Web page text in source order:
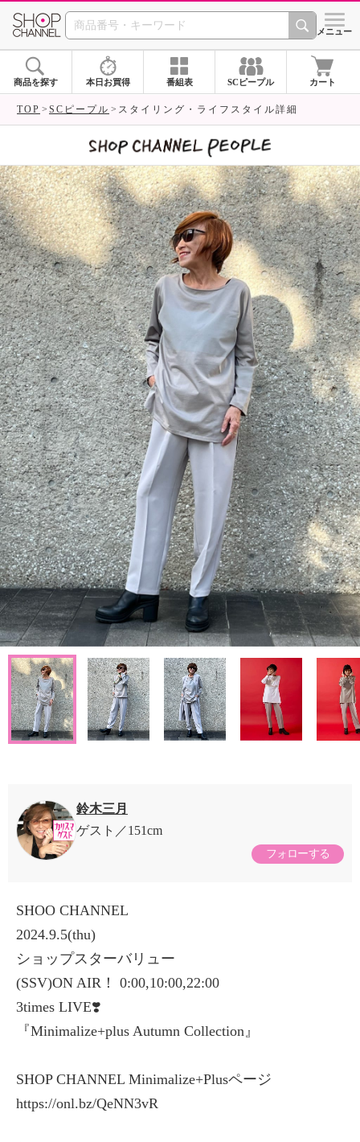
SHOP CHANNEL シメニュー
商品を探す 本日お買得 番組表 SCピープル カート
TOP SCピープル スタイリング・ライフスタイル詳細
鈴木三月
ゲスト
151cm
フォローする
SHOO CHANNEL
2024.9.5(thu)
ショップスターバリュー
(SSV)ON AIR！ 0:00,10:00,22:00
3times LIVE❣️
『Minimalize+plus Autumn Collection』
SHOP CHANNEL Minimalize+Plusページ
https://onl.bz/QeNN3vR